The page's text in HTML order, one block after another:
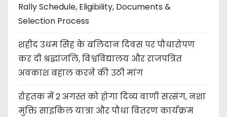
Rally Schedule, Eligibility, Documents &
Selection Process
शहीद उधम सिंह के बलिदान दिवस पर पौधारोपण
कर दी श्रद्धांजलि, विश्वविद्यालय और राजपत्रित
अवकाश बहाल करने की उठी मांग
रोहतक में 2 अगस्त को होगा दिव्य वाणी सत्संग, नशा
मुक्ति साइकिल यात्रा और पौधा वितरण कार्यक्रम